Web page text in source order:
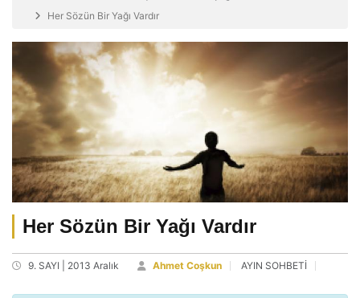
Her Sözün Bir Yağı Vardır
Her Sözün Bir Yağı Vardır
9. SAYI | 2013 Aralık Ahmet Coşkun AYIN SOHBETİ